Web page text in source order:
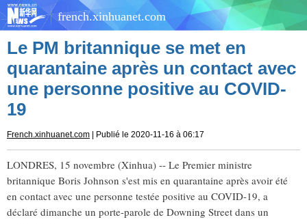
french.xinhuanet.com
Le PM britannique se met en
quarantaine après un contact avec
une personne positive au COVID-
19
French.xinhuanet.com | Publié le 2020-11-16 à 06:17
LONDRES, 15 novembre (Xinhua) -- Le Premier ministre
britannique Boris Johnson s'est mis en quarantaine après avoir été
en contact avec une personne testée positive au COVID-19, a
déclaré dimanche un porte-parole de Downing Street dans un